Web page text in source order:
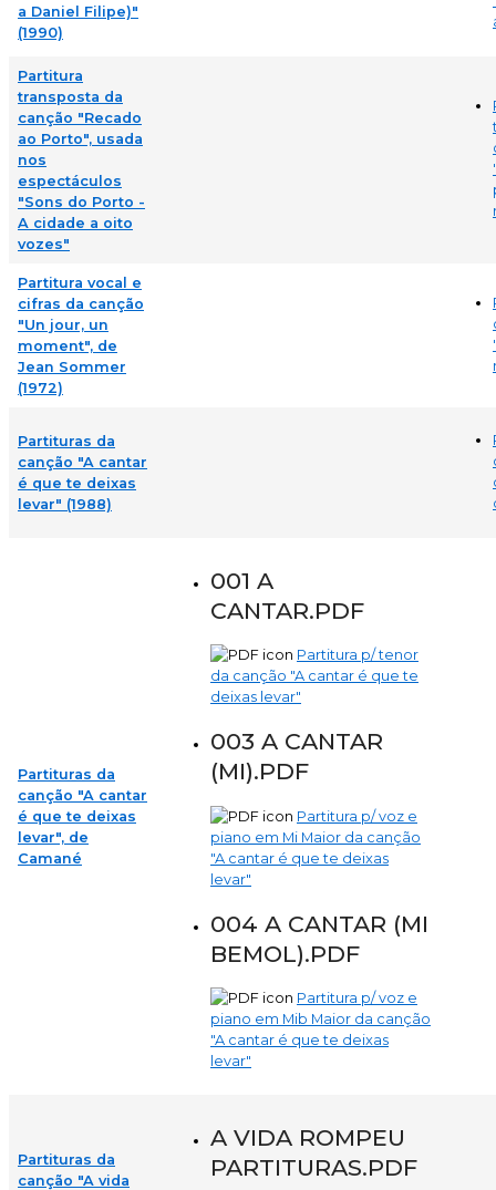
a Daniel Filipe)"
(1990)
Partitura
transposta da
canção "Recado
ao Porto", usada
nos
espectáculos
"Sons do Porto -
A cidade a oito
vozes"
Partitura vocal e
cifras da canção
"Un jour, un
moment", de
Jean Sommer
(1972)
Partituras da
canção "A cantar
é que te deixas
levar" (1988)
Partituras da
canção "A cantar
é que te deixas
levar", de
Camané
001 A
CANTAR.PDF
Partitura p/ tenor
da canção "A cantar é que te
deixas levar"
003 A CANTAR
(MI).PDF
Partitura p/ voz e
piano em Mi Maior da canção
"A cantar é que te deixas
levar"
004 A CANTAR (MI
BEMOL).PDF
Partitura p/ voz e
piano em Mib Maior da canção
"A cantar é que te deixas
levar"
Partituras da
canção "A vida
A VIDA ROMPEU
PARTITURAS.PDF